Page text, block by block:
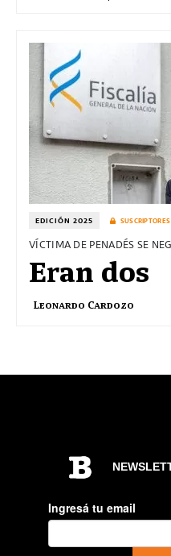
EDICIÓN 2025 SUSCRIPTORES
VÍCTIMA DE PENADÉS SE
Eran dos
Leonardo Cardozo